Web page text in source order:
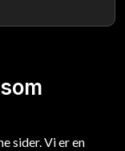
sider. Vi er en